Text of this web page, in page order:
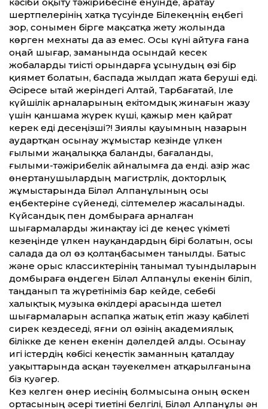
кәсіби оқыту тәжірибесіне енуінде, Қаратау
шертпелерінің хатқа түсуінде Білекеңнің еңбегі
зор, сонымен бірге мақсатқа жету жолында
көрген мехнаты да аз емес. Осы күні айтуға ғана
оңай шығар, заманында осындай кесек
жобаларды тиісті орындарға ұсынудың өзі бір
қиямет болатын, баспада жылдап жата беруші еді.
Әсіресе Қытай жеріндегі Алтай, Тарбағатай, Іле
күйшілік арналарының екітомдық жинағын жазу
үшін қаншама жүрек күші, қажыр мен қайрат
керек еді десеңізші?! Зиялы қауымның назарын
аудартқан осынау жұмыстар кезінде үлкен
ғылыми жаңалыққа баланды, бағаланды,
ғылыми-тәжірибелік айналымға да енді. Қазір жас
өнертанушылардың магистрлік, докторлық
жұмыстарында Біләл Алпанұлының осы
еңбектеріне сүйенеді, сілтемелер жасалынады.
Күйсандық пен домбыраға арналған
шығармаларды жинақтау ісі де кеңес үкіметі
кезеңінде үлкен науқандардың бірі болатын, осы
салада да ол өз қолтаңбасымен танылды. Батыс
және орыс классиктерінің танымал туындыларын
домбыраға өңдеген Біләл Алпанұлы екенін біліп,
таңданып та жүретініміз бар кейде, себебі
халықтық музыка өкілдері арасында шетел
шығармаларын аспапқа жатық етіп жазу қабілеті
сирек кез­деседі, яғни ол өзінің академиялық
білікке де кенен екенін дәлелдей алды. Осынау
игі істердің көбісі кеңестік заманның қаталдау
уақыт­тарында асқан тәуекелмен атқарылғанына
біз куәгер.
Кез келген өнер иесінің болмысына оның өскен
ортасының әсері тиетіні белгілі, Біләл Алпанұлы ән